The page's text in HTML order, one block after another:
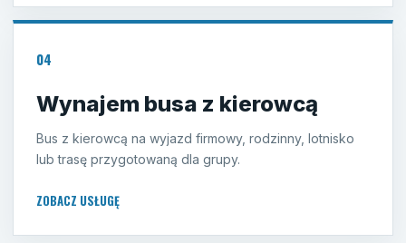
04
Wynajem busa z kierowcą
Bus z kierowcą na wyjazd firmowy, rodzinny, lotnisko
lub trasę przygotowaną dla grupy.
ZOBACZ USŁUGĘ